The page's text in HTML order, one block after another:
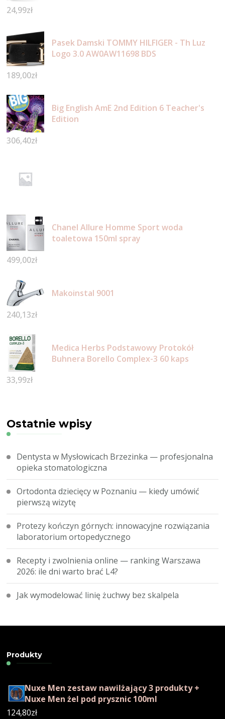
24,99zł
Pasek Damski TOMMY HILFIGER - Th Luz
Logo 3.0 AW0AW11698 BDS
189,00zł
Big English AmE 2nd Edition 6 Teacher's
Edition
306,40zł
Chanel Allure Homme Sport woda
toaletowa 150ml spray
499,00zł
Makoinstal 9001
240,13zł
Medica Herbs Podstawowy Protokół
Buhnera Borello Complex-3 60 kaps
33,99zł
Ostatnie wpisy
Dentysta w Mysłowicach Brzezinka — profesjonalna
opieka stomatologiczna
Ortodonta dziecięcy w Poznaniu — kiedy umówić
pierwszą wizytę
Protezy kończyn górnych: innowacyjne rozwiązania
laboratorium ortopedycznego
Recepty i zwolnienia online — ranking Warszawa
2026: ile dni warto brać L4?
Jak wymodelować linię żuchwy bez skalpela
Produkty
Nuxe Men zestaw nawilżający 3 produkty +
Nuxe Men żel pod prysznic 100ml
124,80zł